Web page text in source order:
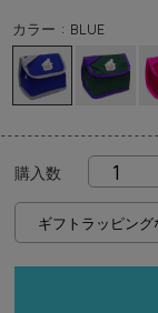
カラー : BLUE
購入数